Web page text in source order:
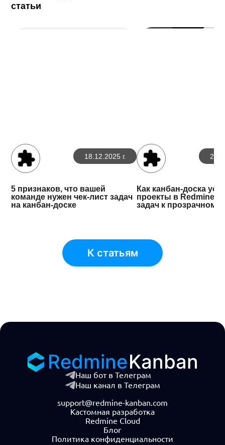
статьи
18.12.2025 г.
5 признаков, что вашей
команде нужен чек-лист задач
на канбан-доске
Как канбан-доска
проекты в Redmine:
задач к прозрачному
К статьям
RedmineKanban
Наш бот в Телеграм
Наш канал в Телеграм
support@redmine-kanban.com
Кастомная разработка
Redmine Cloud
Блог
Политика конфиденциальности